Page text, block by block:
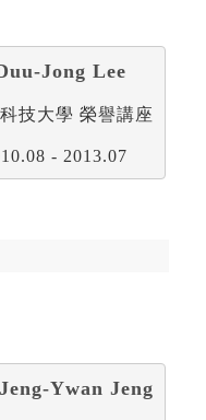
Jong Lee
技大學 榮譽講座
- 2013.07
Ywan Jeng